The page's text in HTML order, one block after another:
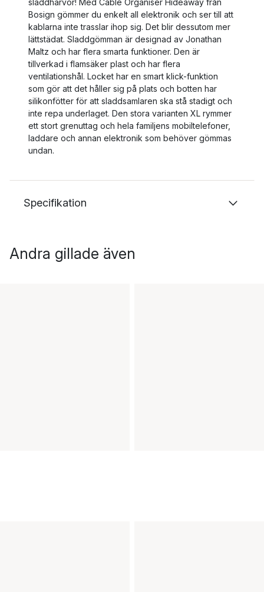
sladdhärvor! Med Cable Organiser Hideaway från
Bosign gömmer du enkelt all elektronik och ser till att
kablarna inte trasslar ihop sig. Det blir dessutom mer
lättstädat. Sladdgömman är designad av Jonathan
Maltz och har flera smarta funktioner. Den är
tillverkad i flamsäker plast och har flera
ventilationshål. Locket har en smart klick-funktion
som gör att det håller sig på plats och botten har
silikonfötter för att sladdsamlaren ska stå stadigt och
inte repa underlaget. Den stora varianten XL rymmer
ett stort grenuttag och hela familjens mobiltelefoner,
laddare och annan elektronik som behöver gömmas
undan.
Specifikation
Andra gillade även